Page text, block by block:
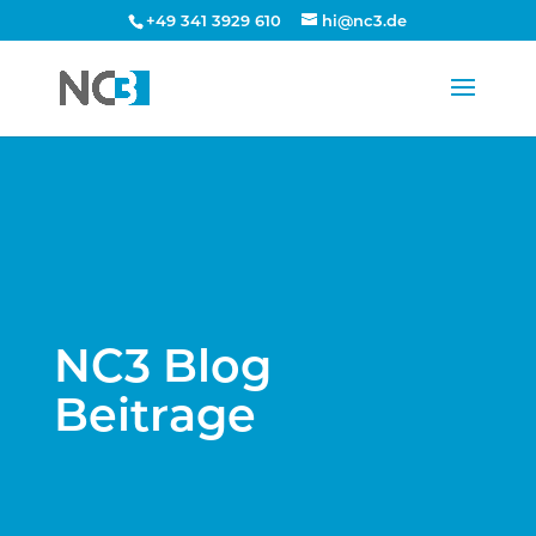
+49 341 3929 610 hi@nc3.de
NC3 Blog
Beitrage